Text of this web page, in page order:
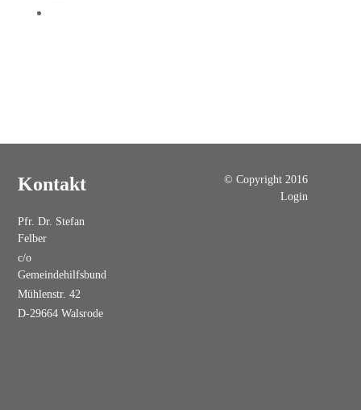
Kontakt
Pfr. Dr. Stefan
Felber
c/o
Gemeindehilfsbund
Mühlenstr. 42
D-29664 Walsrode
© Copyright 2016
Login